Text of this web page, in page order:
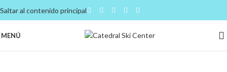
Saltar al contenido principal
MENÚ